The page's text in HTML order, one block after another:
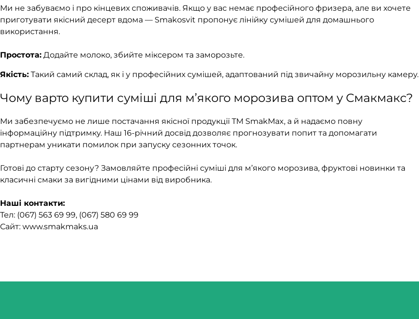
Ми не забуваємо і про кінцевих споживачів. Якщо у вас немає професійного фризера, але ви хочете
приготувати якісний десерт вдома — Smakosvit пропонує лінійку сумішей для домашнього
використання.
Простота: Додайте молоко, збийте міксером та заморозьте.
Якість: Такий самий склад, як і у професійних сумішей, адаптований під звичайну морозильну камеру.
Чому варто купити суміші для м’якого морозива оптом у Смакмакс?
Ми забезпечуємо не лише постачання якісної продукції ТМ SmakMax, а й надаємо повну
інформаційну підтримку. Наш 16-річний досвід дозволяє прогнозувати попит та допомагати
партнерам уникати помилок при запуску сезонних точок.
Готові до старту сезону? Замовляйте професійні суміші для м’якого морозива, фруктові новинки та
класичні смаки за вигідними цінами від виробника.
Наші контакти:
Тел: (067) 563 69 99, (067) 580 69 99
Сайт: www.smakmaks.ua